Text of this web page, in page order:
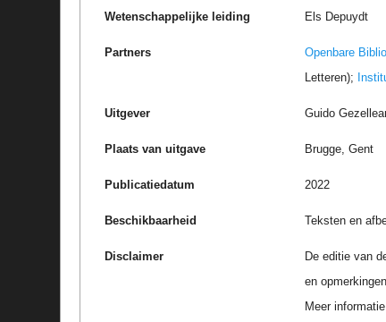
Wetenschappelijke leiding Els Depuydt
Partners Openbare
Letteren);
Uitgever Guido
Plaats van uitgave Brugge, Gent
Publicatiedatum 2022
Beschikbaarheid Teksten en
Disclaimer
De editie van
en
Meer